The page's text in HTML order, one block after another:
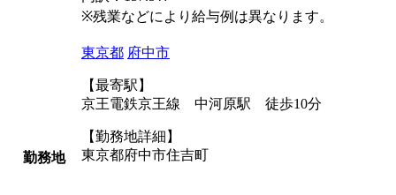
※残業などにより給与例は異なります。
勤務地
東京都 府中市
【最寄駅】
京王電鉄京王線 中河原駅 徒歩10分
【勤務地詳細】
東京都府中市住吉町